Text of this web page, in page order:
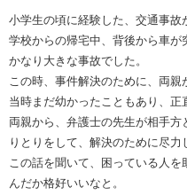
小学生の頃に経験した、交通事故
学校からの帰宅中、背後から車が
かなり大きな事故でした。
この時、事件解決のために、両親
当時まだ幼かったこともあり、
両親から、弁護士の先生が相手
りとりをして、解決のために尽力
この話を聞いて、困っている人
んだか格好いいなと。